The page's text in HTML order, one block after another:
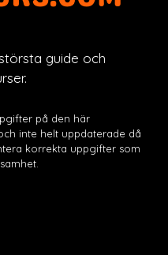
guide och
på den här
inte helt uppdaterade då
korrekta uppgifter som